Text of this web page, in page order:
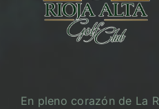
En pleno corazón de La